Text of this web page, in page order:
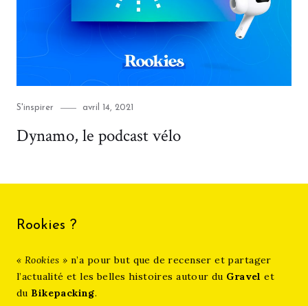
Category
S'inspirer
Posted
avril 14, 2021
Dynamo, le podcast vélo
Rookies ?
« Rookies »n’a pour but que de recenser et partager
l’actualité et les belles histoires autour du Gravel et
du Bikepacking.